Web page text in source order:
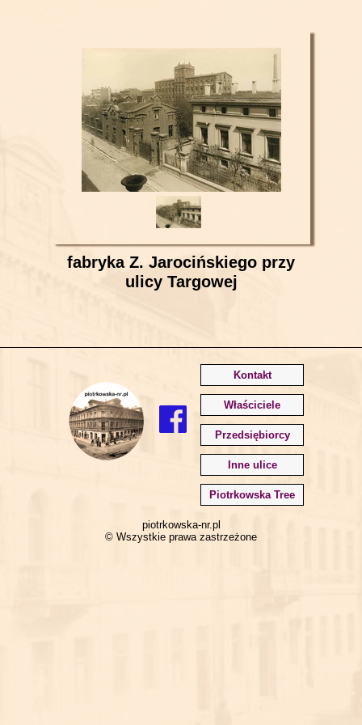
fabryka Z. Jarocińskiego przy
ulicy Targowej
Kontakt
Właściciele
Przedsiębiorcy
Inne ulice
Piotrkowska Tree
piotrkowska-nr.pl
© Wszystkie prawa zastrzeżone